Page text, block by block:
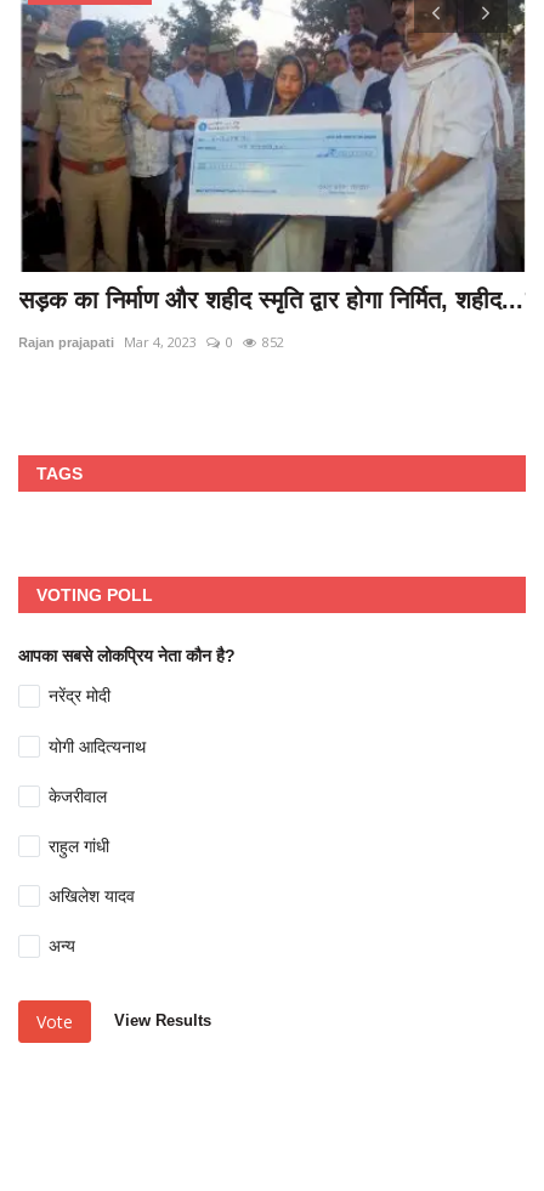
सड़क का निर्माण और शहीद स्मृति द्वार होगा निर्मित, शहीद...
Rajan prajapati Mar 4, 2023 0 852
TAGS
VOTING POLL
आपका सबसे लोकप्रिय नेता कौन है?
नरेंद्र मोदी
योगी आदित्यनाथ
केजरीवाल
राहुल गांधी
अखिलेश यादव
अन्य
Vote View Results